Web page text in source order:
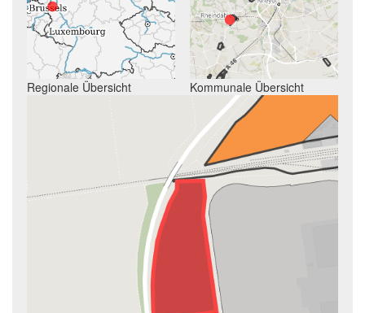
Regionale Übersicht Kommunale Übersicht